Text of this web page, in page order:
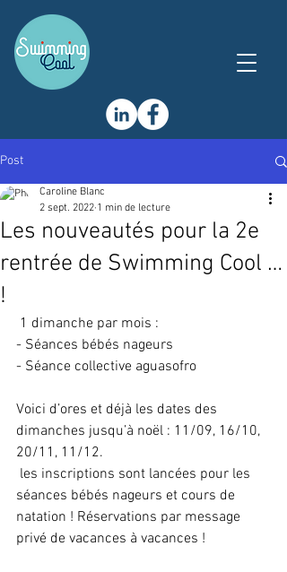
Post
Les nouveautés pour la 2e
rentrée de Swimming Cool …
!
Caroline Blanc
2 sept. 2022 1 min de lecture
1 dimanche par mois :
- Séances bébés nageurs
- Séance collective aguasofro
Voici d’ores et déjà les dates des
dimanches jusqu’à noël : 11/09, 16/10,
20/11, 11/12.
séances bébés nageurs et cours de
natation ! Réservations par message
privé de vacances à vacances !